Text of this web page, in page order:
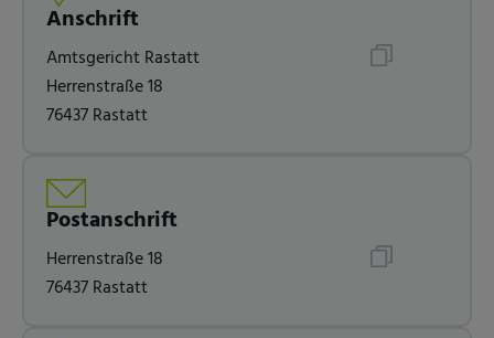
Anschrift
Amtsgericht Rastatt
Herrenstraße 18
76437 Rastatt
Postanschrift
Herrenstraße 18
76437 Rastatt